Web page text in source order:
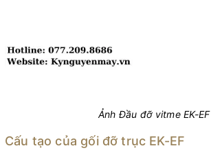
Ảnh Đầu đỡ vitme EK-EF
Cấu tạo của gối đỡ trục EK-EF